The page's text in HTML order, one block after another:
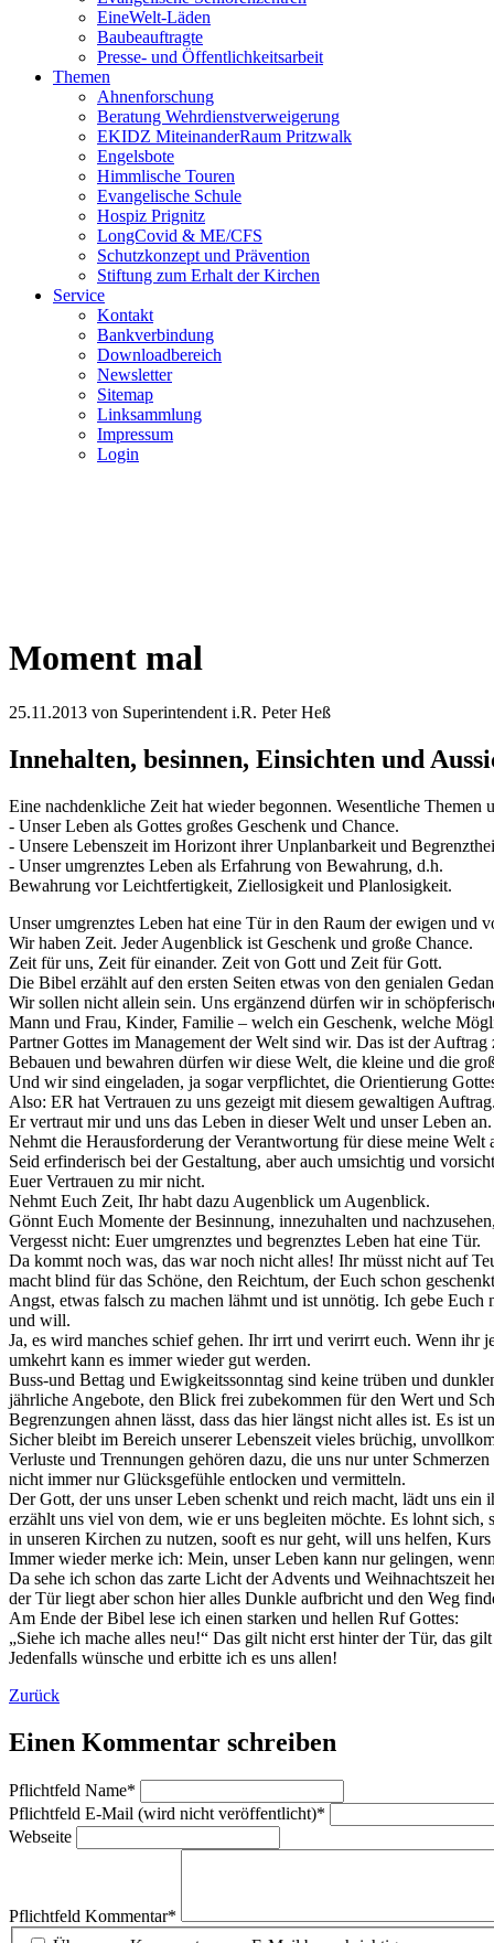
EineWelt-Läden
Baubeauftragte
Presse- und Öffentlichkeitsarbeit
Themen
Ahnenforschung
Beratung Wehrdienstverweigerung
EKIDZ MiteinanderRaum Pritzwalk
Engelsbote
Himmlische Touren
Evangelische Schule
Hospiz Prignitz
LongCovid & ME/CFS
Schutzkonzept und Prävention
Stiftung zum Erhalt der Kirchen
Service
Kontakt
Bankverbindung
Downloadbereich
Newsletter
Sitemap
Linksammlung
Impressum
Login
Moment mal
25.11.2013 von Superintendent i.R. Peter Heß
Innehalten, besinnen, Einsichten und
Eine nachdenkliche Zeit hat wieder begonnen. Wesentliche Themen
- Unser Leben als Gottes großes Geschenk und Chance.
- Unsere Lebenszeit im Horizont ihrer Unplanbarkeit und
- Unser umgrenztes Leben als Erfahrung von Bewahrung, d.h.
Bewahrung vor Leichtfertigkeit, Ziellosigkeit und Planlosigkeit.
Unser umgrenztes Leben hat eine Tür in den Raum der ewigen und
Wir haben Zeit. Jeder Augenblick ist Geschenk und große Chance.
Zeit für uns, Zeit für einander. Zeit von Gott und Zeit für Gott.
Die Bibel erzählt auf den ersten Seiten etwas von den genialen
Wir sollen nicht allein sein. Uns ergänzend dürfen wir in
Mann und Frau, Kinder, Familie – welch ein Geschenk, welche
Partner Gottes im Management der Welt sind wir. Das ist der
Bebauen und bewahren dürfen wir diese Welt, die kleine und die
Und wir sind eingeladen, ja sogar verpflichtet, die Orientierung
Also: ER hat Vertrauen zu uns gezeigt mit diesem gewaltigen
Er vertraut mir und uns das Leben in dieser Welt und unser Leben
Nehmt die Herausforderung der Verantwortung für diese meine Welt
Seid erfinderisch bei der Gestaltung, aber auch umsichtig und
Euer Vertrauen zu mir nicht.
Nehmt Euch Zeit, Ihr habt dazu Augenblick um Augenblick.
Gönnt Euch Momente der Besinnung, innezuhalten und
Vergesst nicht: Euer umgrenztes und begrenztes Leben hat eine Tür.
Da kommt noch was, das war noch nicht alles! Ihr müsst nicht auf
macht blind für das Schöne, den Reichtum, der Euch schon
Angst, etwas falsch zu machen lähmt und ist unnötig. Ich gebe
und will.
Ja, es wird manches schief gehen. Ihr irrt und verirrt euch. Wenn ihr
umkehrt kann es immer wieder gut werden.
Buss-und Bettag und Ewigkeitssonntag sind keine trüben und
jährliche Angebote, den Blick frei zubekommen für den Wert und
Begrenzungen ahnen lässt, dass das hier längst nicht alles ist. Es ist
Sicher bleibt im Bereich unserer Lebenszeit vieles brüchig,
Verluste und Trennungen gehören dazu, die uns nur unter
nicht immer nur Glücksgefühle entlocken und vermitteln.
Der Gott, der uns unser Leben schenkt und reich macht, lädt uns
erzählt uns viel von dem, wie er uns begleiten möchte. Es lohnt
in unseren Kirchen zu nutzen, sooft es nur geht, will uns helfen,
Immer wieder merke ich: Mein, unser Leben kann nur gelingen,
Da sehe ich schon das zarte Licht der Advents und Weihnachtszeit
der Tür liegt aber schon hier alles Dunkle aufbricht und den Weg
Am Ende der Bibel lese ich einen starken und hellen Ruf Gottes:
„Siehe ich mache alles neu!“ Das gilt nicht erst hinter der Tür, das
Jedenfalls wünsche und erbitte ich es uns allen!
Zurück
Einen Kommentar schreiben
Pflichtfeld Name*
Pflichtfeld E-Mail (wird nicht veröffentlicht)*
Webseite
Pflichtfeld Kommentar*